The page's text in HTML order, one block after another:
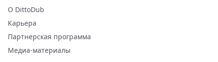
О DittoDub
Карьера
Партнерская программа
Медиа-материалы